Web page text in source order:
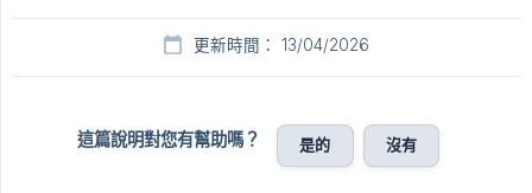
更新時間： 13/04/2026
這篇說明對您有幫助嗎？ 是的 沒有